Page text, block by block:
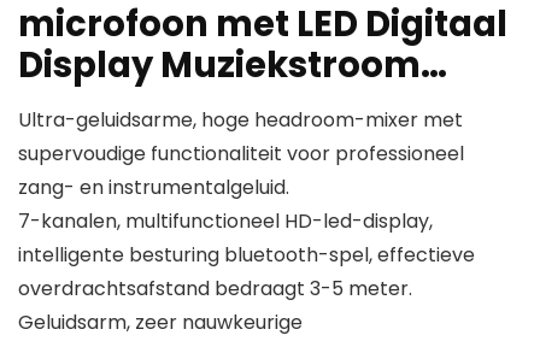
microfoon met LED Digitaal
Display Muziekstroom…
Ultra-geluidsarme, hoge headroom-mixer met
supervoudige functionaliteit voor professioneel
zang- en instrumentalgeluid.
7-kanalen, multifunctioneel HD-led-display,
intelligente besturing bluetooth-spel, effectieve
overdrachtsafstand bedraagt 3-5 meter.
Geluidsarm, zeer nauwkeurige